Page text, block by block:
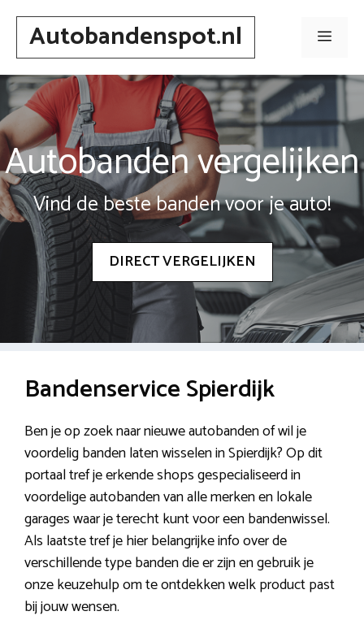
Spring
inhoudAutobandenspot.nl Menu
Autobanden vergelijken
Vind de beste banden voor je auto!
DIRECT VERGELIJKEN
Bandenservice Spierdijk
Ben je op zoek naar nieuwe autobanden of wil je
voordelig banden laten wisselen in Spierdijk? Op dit
portaal tref je erkende shops gespecialiseerd in
voordelige autobanden van alle merken en lokale
garages waar je terecht kunt voor een bandenwissel.
Als laatste tref je hier belangrijke info over de
verschillende type banden die er zijn en gebruik je
onze keuzehulp om te ontdekken welk product past
bij jouw wensen.